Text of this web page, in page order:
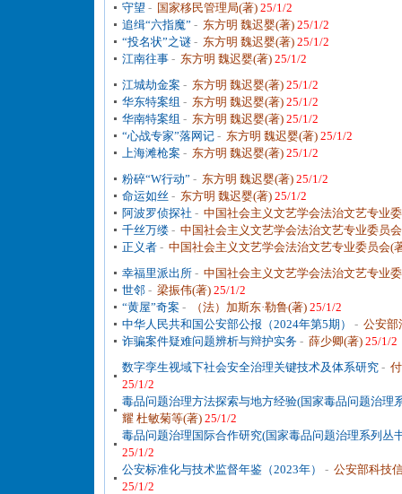
守望 - 国家移民管理局(著) 25/1/2
追缉“六指魔” - 东方明 魏迟婴(著) 25/1/2
“投名状”之谜 - 东方明 魏迟婴(著) 25/1/2
江南往事 - 东方明 魏迟婴(著) 25/1/2
江城劫金案 - 东方明 魏迟婴(著) 25/1/2
华东特案组 - 东方明 魏迟婴(著) 25/1/2
华南特案组 - 东方明 魏迟婴(著) 25/1/2
“心战专家”落网记 - 东方明 魏迟婴(著) 25/1/2
上海滩枪案 - 东方明 魏迟婴(著) 25/1/2
粉碎“W行动” - 东方明 魏迟婴(著) 25/1/2
命运如丝 - 东方明 魏迟婴(著) 25/1/2
阿波罗侦探社 - 中国社会主义文艺学会法治文艺专业
千丝万缕 - 中国社会主义文艺学会法治文艺专业委员
正义者 - 中国社会主义文艺学会法治文艺专业委员会(
幸福里派出所 - 中国社会主义文艺学会法治文艺专业
世邻 - 梁振伟(著) 25/1/2
“黄屋”奇案 - （法）加斯东·勒鲁(著) 25/1/2
中华人民共和国公安部公报（2024年第5期）
- 公安部
诈骗案件疑难问题辨析与辩护实务 - 薛少卿(著) 25/1/2
数字孪生视域下社会安全治理关键技术及体系研究 -
25/1/2
毒品问题治理方法探索与地方经验(国家毒品问题治理
耀 杜敏菊等(著) 25/1/2
毒品问题治理国际合作研究(国家毒品问题治理系列丛
25/1/2
公安标准化与技术监督年鉴（2023年）
- 公安部科技
25/1/2